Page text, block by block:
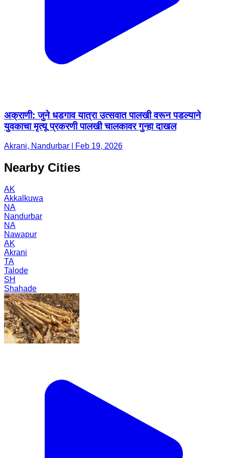
अक्राणी: जुने धडगाव यात्रा उत्सवात पालखी वरून पडल्याने
युवकाचा मृत्यू प्रकरणी पालखी चालकावर गुन्हा दाखल
Akrani, Nandurbar | Feb 19, 2026
Nearby Cities
AK
Akkalkuwa
NA
Nandurbar
NA
Nawapur
AK
Akrani
TA
Talode
SH
Shahade